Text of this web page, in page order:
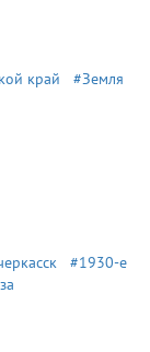
край
#Земля
#1930-е